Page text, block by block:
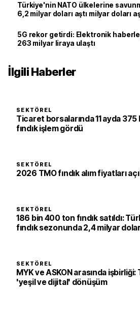
Türkiye'nin NATO ülkelerine
6,2 milyar doları aştı milyar doları
5G rekor getirdi: Elektronik
263 milyar liraya ulaştı
İlgili Haberler
SEKTÖREL
Ticaret borsalarında 11 ayda 375
fındık işlem gördü
SEKTÖREL
2026 TMO fındık alım fiyatları
SEKTÖREL
186 bin 400 ton fındık satıldı:
fındık sezonunda 2,4 milyar
SEKTÖREL
MYK ve ASKON arasında
'yeşil ve dijital' dönüşüm